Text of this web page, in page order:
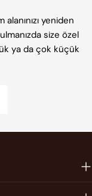
yeniden
size özel
ya da çok küçük